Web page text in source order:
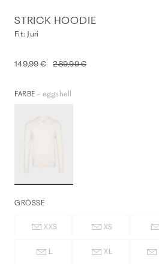
STRICK HOODIE
Fit: Juri
149,99 € 289,99 €
FARBE - eggshell
GRÖSSE
XXS XS
L XL